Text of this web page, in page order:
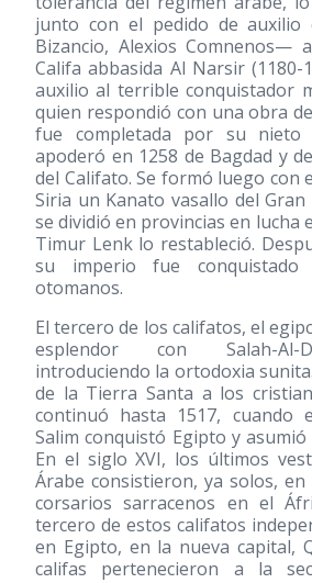
junto con el pedido de auxilio
Bizancio, Alexios Comnenos—
Califa abbasida Al Narsir(1180-
auxilio al terrible conquistador
quien respondió con una obra
fue completada por su nieto
apoderó en 1258 de Bagdad y
del Califato. Se formó luego con
Siria un Kanato vasallo del
se dividió en provincias en lucha
Timur Lenk lo restableció.
su imperio fue
otomanos.
El tercero de los califatos, el
esplendor con Salah-Al-
introduciendo la ortodoxia
de la Tierra Santa a los
continuó hasta 1517, cuando
Salim conquistó Egipto y
En el siglo XVI, los últimos
Árabe consistieron, ya solos,
corsarios sarracenos en el
tercero de estos califatos
en Egipto, en la nueva capital,
califas pertenecieron a la